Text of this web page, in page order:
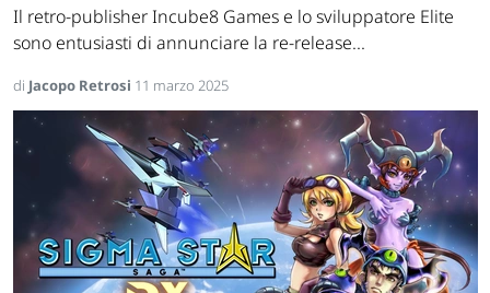
Il retro-publisher Incube8 Games e lo sviluppatore Elite
sono entusiasti di annunciare la re-release...
di Jacopo Retrosi 11 marzo 2025